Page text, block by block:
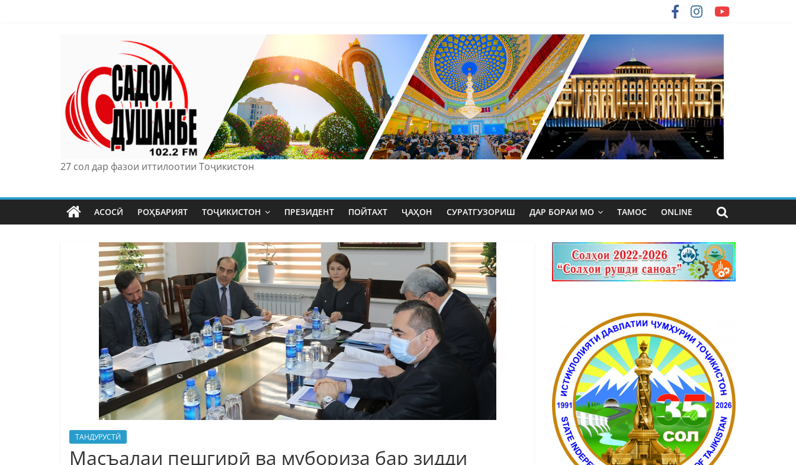
27 сол дар фазои иттилоотии Тоҷикистон
АСОСӢ РОҲБАРИЯТ ТОҶИКИСТОН ПРЕЗИДЕНТ ПОЙТАХТ ҶАҲОН СУРАТГУЗОРИШ ДАР БОРАИ МО ТАМОС ONLINE
ТАНДУРУСТӢ
Масъалаи пешгирӣ ва мубориза бар зидди